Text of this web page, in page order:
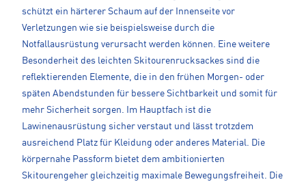
schützt ein härterer Schaum auf der Innenseite vor
Verletzungen wie sie beispielsweise durch die
Notfallausrüstung verursacht werden können. Eine weitere
Besonderheit des leichten Skitourenrucksackes sind die
reflektierenden Elemente, die in den frühen Morgen- oder
späten Abendstunden für bessere Sichtbarkeit und somit für
mehr Sicherheit sorgen. Im Hauptfach ist die
Lawinenausrüstung sicher verstaut und lässt trotzdem
ausreichend Platz für Kleidung oder anderes Material. Die
körpernahe Passform bietet dem ambitionierten
Skitourengeher gleichzeitig maximale Bewegungsfreiheit. Die